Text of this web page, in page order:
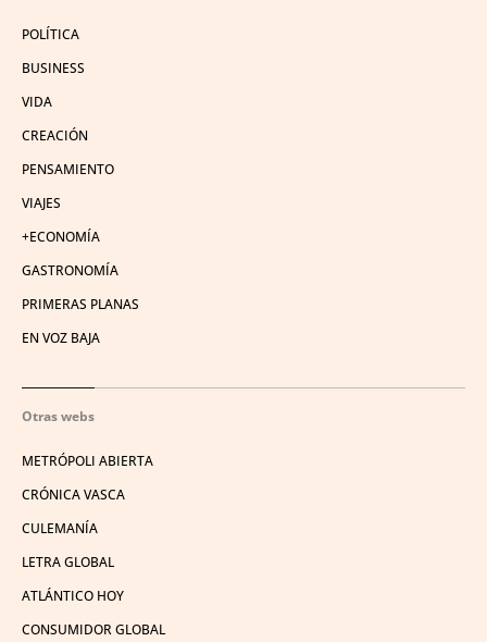
POLÍTICA
BUSINESS
VIDA
CREACIÓN
PENSAMIENTO
VIAJES
+ECONOMÍA
GASTRONOMÍA
PRIMERAS PLANAS
EN VOZ BAJA
Otras webs
METRÓPOLI ABIERTA
CRÓNICA VASCA
CULEMANÍA
LETRA GLOBAL
ATLÁNTICO HOY
CONSUMIDOR GLOBAL